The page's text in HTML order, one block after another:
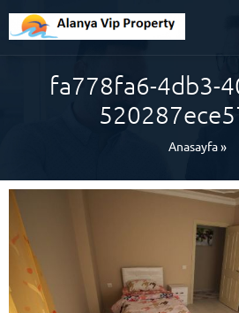
fa778fa6-4db3-
Anasayfa»